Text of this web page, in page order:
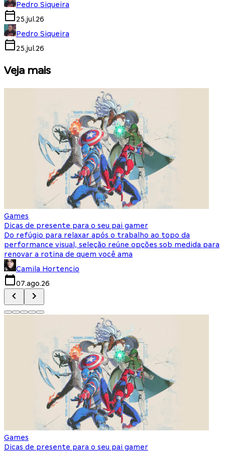
Pedro Siqueira
25.jul.26
Pedro Siqueira
25.jul.26
Veja mais
Games
Dicas de presente para o seu pai gamer
Do refúgio para relaxar após o trabalho ao topo da
performance visual, seleção reúne opções sob medida para
renovar a rotina de quem você ama
Camila Hortencio
07.ago.26
Games
Dicas de presente para o seu pai gamer